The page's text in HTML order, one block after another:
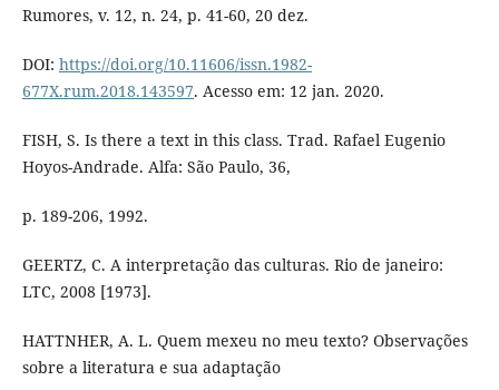
Rumores, v. 12, n. 24, p. 41-60, 20 dez.
DOI: https://doi.org/10.11606/issn.1982-
677X.rum.2018.143597. Acesso em: 12 jan. 2020.
FISH, S. Is there a text in this class. Trad. Rafael Eugenio
Hoyos-Andrade. Alfa: São Paulo, 36,
p. 189-206, 1992.
GEERTZ, C. A interpretação das culturas. Rio de janeiro:
LTC, 2008 [1973].
HATTNHER, A. L. Quem mexeu no meu texto? Observações
sobre a literatura e sua adaptação